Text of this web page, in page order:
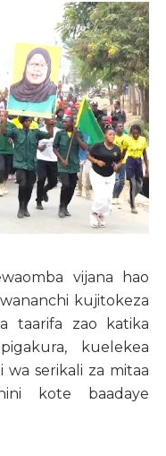
vijana hao
kujitokeza
taarifa zao katika
kuelekea
serikali za mitaa
kote baadaye